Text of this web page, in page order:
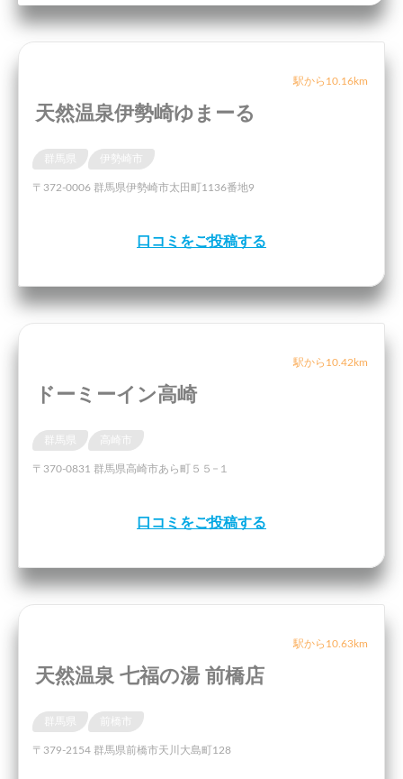
駅から10.16km
天然温泉伊勢崎ゆまーる
〒372-0006 群馬県伊勢崎市太田町1136番地9
口コミをご投稿する
駅から10.42km
ドーミーイン高崎
〒370-0831 群馬県高崎市あら町５５−１
口コミをご投稿する
駅から10.63km
天然温泉 七福の湯 前橋店
〒379-2154 群馬県前橋市天川大島町128